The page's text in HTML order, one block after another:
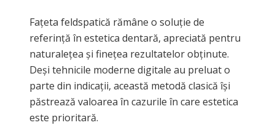
Fațeta feldspatică rămâne o soluție de
referință în estetica dentară, apreciată pentru
naturalețea și finețea rezultatelor obținute.
Deși tehnicile moderne digitale au preluat o
parte din indicații, această metodă clasică își
păstrează valoarea în cazurile în care estetica
este prioritară.